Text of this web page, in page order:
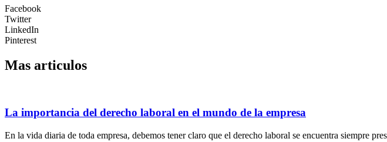
Facebook
Twitter
LinkedIn
Pinterest
Mas articulos
La importancia del derecho laboral en el mundo de la empresa
En la vida diaria de toda empresa, debemos tener claro que el derecho laboral se encuentra siempre